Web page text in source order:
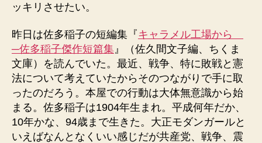
ッキリさせたい。
昨日は佐多稲子の短編集『キャラメル工場から
─佐多稲子傑作短篇集』（佐久間文子編、ちくま
文庫）を読んでいた。最近、戦争、特に敗戦と憲
法について考えていたからそのつながりで手に取
ったのだろう。本屋での行動は大体無意識から始
まる。佐多稲子は1904年生まれ。平成何年だか、
10年かな、94歳まで生きた。大正モダンガールと
いえばなんとなくいい感じだが共産党、戦争、震